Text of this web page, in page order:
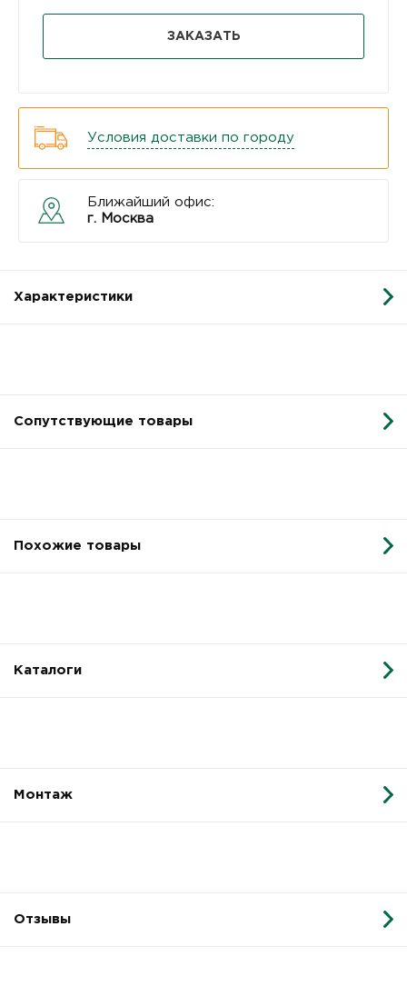
ЗАКАЗАТЬ
Условия доставки по городу
Ближайший офис:
г. Москва
Характеристики
Сопутствующие товары
Похожие товары
Каталоги
Монтаж
Отзывы